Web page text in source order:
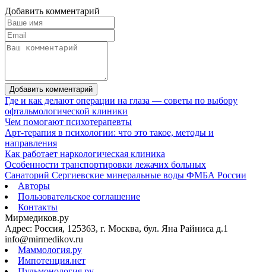
Добавить комментарий
Добавить комментарий
Где и как делают операции на глаза — советы по выбору
офтальмологической клиники
Чем помогают психотерапевты
Арт-терапия в психологии: что это такое, методы и
направления
Как работает наркологическая клиника
Особенности транспортировки лежачих больных
Санаторий Сергиевские минеральные воды ФМБА России
Авторы
Пользовательское соглашение
Контакты
Мирмедиков.ру
Адрес: Россия, 125363, г. Москва, бул. Яна Райниса д.1
info@mirmedikov.ru
Маммология.ру
Импотенция.нет